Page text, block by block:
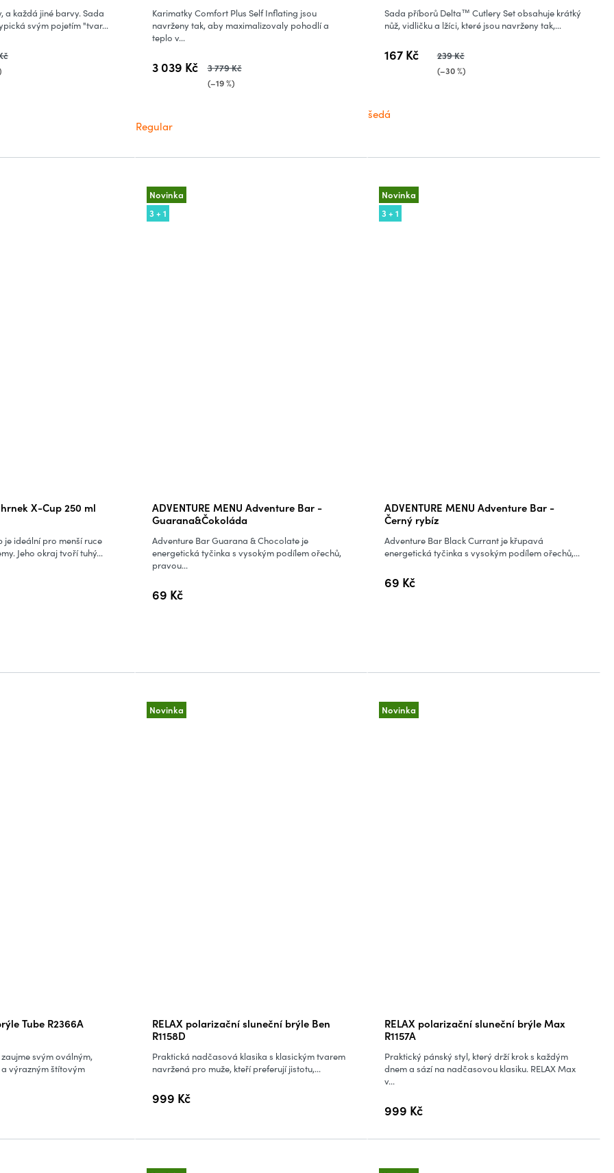
a každá jiné barvy. Sada
svým pojetím "tvar...
3 039 Kč 3 779 Kč
(–19 %)
Karimatky Comfort Plus Self Inflating jsou
navrženy tak, aby maximalizovaly pohodlí a
teplo v...
Regular
167 Kč 239 Kč
(–30 %)
Sada příborů Delta™ Cutlery Set obsahuje krátký
nůž, vidličku a lžíci, které jsou navrženy tak,...
šedá
X-Cup 250 ml
je ideální pro menší ruce
Jeho okraj tvoří tuhý...
Novinka
3 + 1
ADVENTURE MENU Adventure Bar -
Guarana&Čokoláda
69 Kč
Adventure Bar Guarana & Chocolate je
energetická tyčinka s vysokým podílem ořechů,
pravou...
Novinka
3 + 1
ADVENTURE MENU Adventure Bar -
Černý rybíz
69 Kč
Adventure Bar Black Currant je křupavá
energetická tyčinka s vysokým podílem ořechů,...
Tube R2366A
zaujme svým oválným,
výrazným štítovým
Novinka
RELAX polarizační sluneční brýle Ben
R1158D
999 Kč
Praktická nadčasová klasika s klasickým tvarem
navržená pro muže, kteří preferují jistotu,...
Novinka
RELAX polarizační sluneční brýle Max
R1157A
999 Kč
Praktický pánský styl, který drží krok s každým
dnem a sází na nadčasovou klasiku. RELAX Max
v...